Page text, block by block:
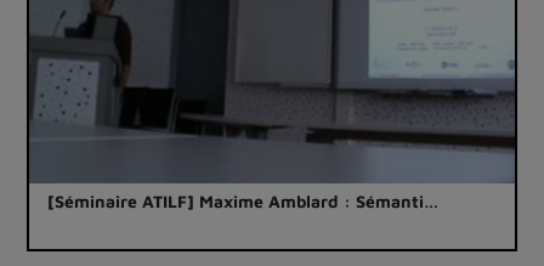
[Séminaire ATILF] Maxime Amblard : Sémanti…